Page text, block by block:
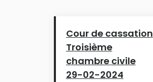
Cour de cassation
Troisième
chambre civile
29-02-2024